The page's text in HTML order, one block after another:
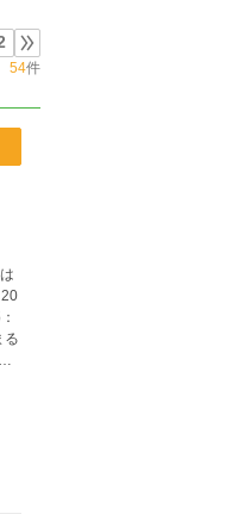
54件